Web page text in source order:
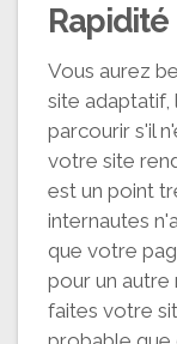
Rapidité
Vous aurez
site adaptatif,
parcourir s'il
votre site
est un point
internautes
que votre
pour un autre
faites votre